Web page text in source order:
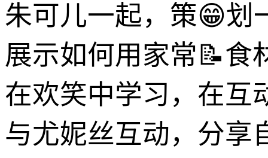
朱可儿一起，策😁划
展示如何用家常📝食
在欢笑中学习，在互
与尤妮丝互动，分享